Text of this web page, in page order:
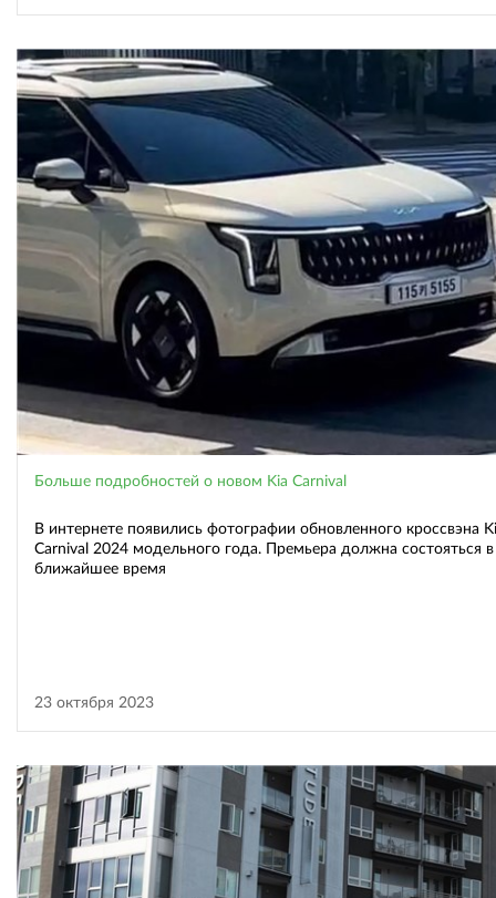
Больше подробностей о новом Kia Carnival
В интернете появились фотографии обновленного кроссвэна
Carnival 2024 модельного года. Премьера должна состояться в
ближайшее время
23 октября 2023